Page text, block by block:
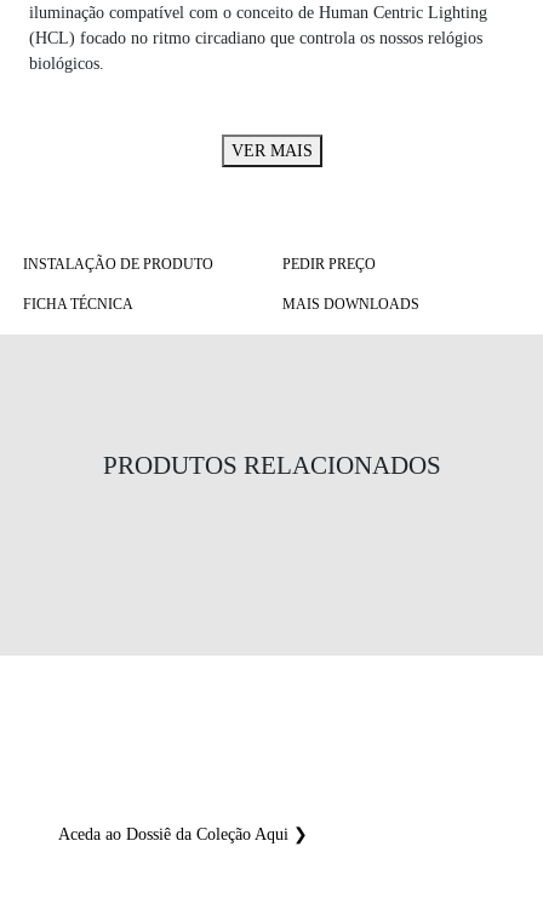
iluminação compatível com o conceito de Human Centric Lighting
(HCL) focado no ritmo circadiano que controla os nossos relógios
biológicos.
VER MAIS
INSTALAÇÃO DE PRODUTO PEDIR PREÇO
FICHA TÉCNICA MAIS DOWNLOADS
PRODUTOS RELACIONADOS
Aceda ao Dossiê da Coleção Aqui ❯